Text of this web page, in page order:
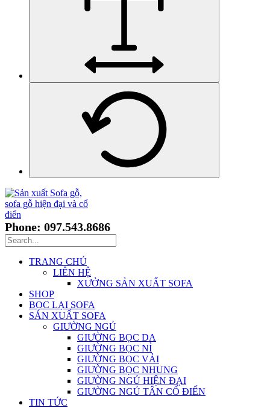
Phone: 097.543.8686
TRANG CHỦ
LIÊN HỆ
XƯỞNG SẢN XUẤT SOFA
SHOP
BỌC LẠI SOFA
SẢN XUẤT SOFA
GIƯỜNG NGỦ
GIƯỜNG BỌC DA
GIƯỜNG BỌC NỈ
GIƯỜNG BỌC VẢI
GIƯỜNG BỌC NHUNG
GIƯỜNG NGỦ HIỆN ĐẠI
GIƯỜNG NGỦ TÂN CỔ ĐIỂN
TIN TỨC